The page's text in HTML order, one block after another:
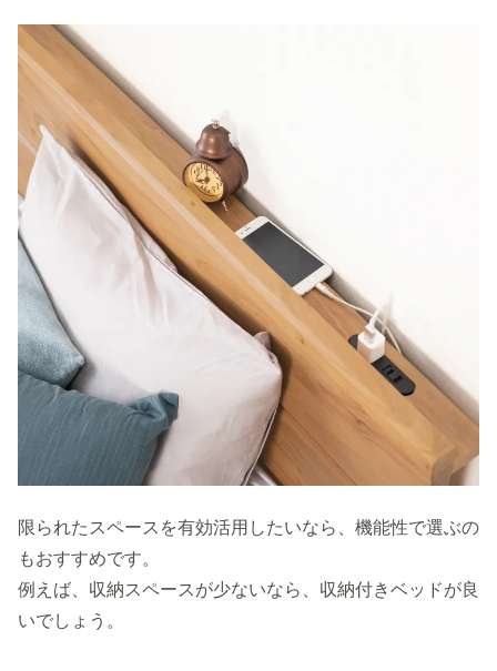
限られたスペースを有効活用したいなら、機能性で選ぶの
もおすすめです。
例えば、収納スペースが少ないなら、収納付きベッドが良
いでしょう。